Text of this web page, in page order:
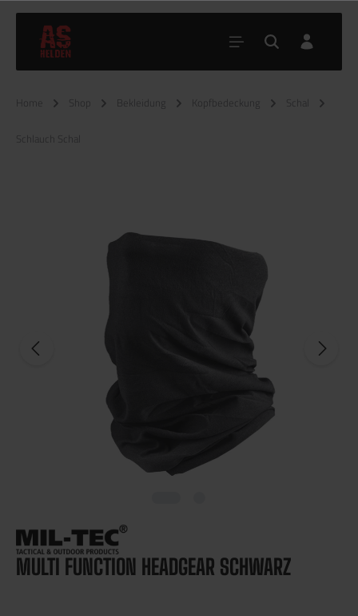
Home Shop Bekleidung Kopfbedeckung Schal
Schlauch Schal
MULTI FUNCTION HEADGEAR SCHWARZ